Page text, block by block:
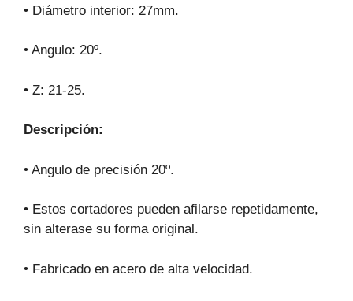
• Diámetro interior: 27mm.
• Angulo: 20º.
• Z: 21-25.
Descripción:
• Angulo de precisión 20º.
• Estos cortadores pueden afilarse repetidamente,
sin alterase su forma original.
• Fabricado en acero de alta velocidad.